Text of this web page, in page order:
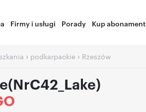
Firmy i usługi Porady Kup abonament
› podkarpackie › Rzeszów